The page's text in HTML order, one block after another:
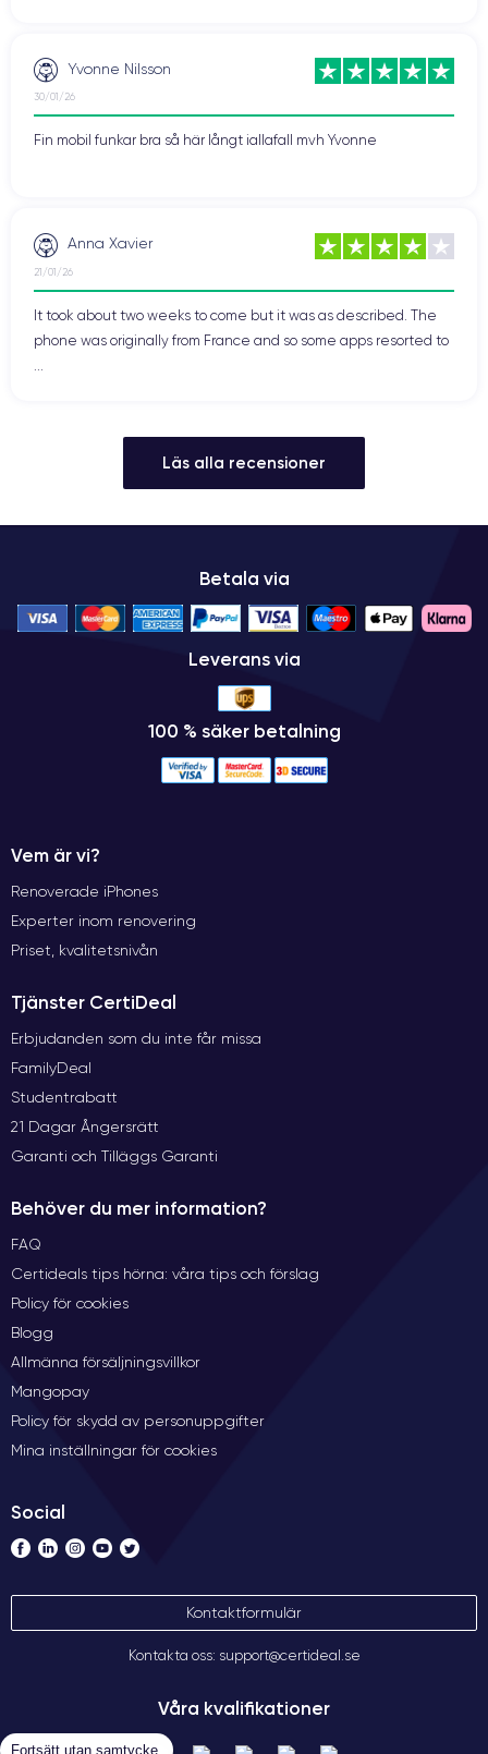
Yvonne Nilsson
30/01/26
Fin mobil funkar bra så här långt iallafall mvh Yvonne
Anna Xavier
21/01/26
It took about two weeks to come but it was as described. The
phone was originally from France and so some apps resorted to
Läs alla recensioner
Betala via
Leverans via
100 % säker betalning
Vem är vi?
Renoverade iPhones
Experter inom renovering
Priset, kvalitetsnivån
Tjänster CertiDeal
Erbjudanden som du inte får missa
FamilyDeal
Studentrabatt
21 Dagar Ångersrätt
Garanti och Tilläggs Garanti
Behöver du mer information?
FAQ
Certideals tips hörna: våra tips och förslag
Policy för cookies
Blogg
Allmänna försäljningsvillkor
Mangopay
Policy för skydd av personuppgifter
Mina inställningar för cookies
Social
Kontaktformulär
Kontakta oss: support@certideal.se
Våra kvalifikationer
Fortsätt utan samtycke